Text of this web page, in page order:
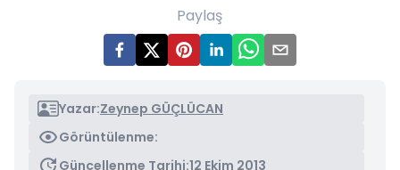
Paylaş
Yazar:Zeynep GÜÇLÜCAN
Görüntülenme:
Güncellenme Tarihi:12 Ekim 2013